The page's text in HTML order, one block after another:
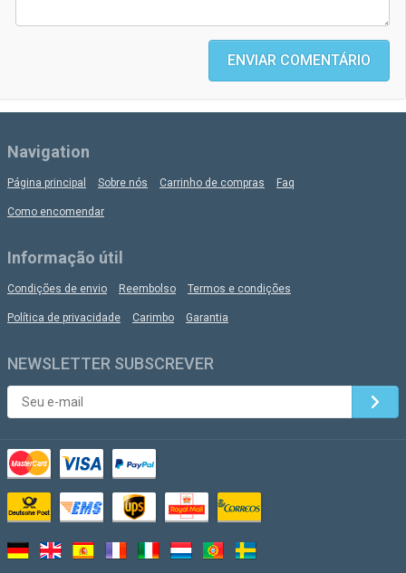
ENVIAR COMENTÁRIO
Navigation
Página principal Sobre nós Carrinho de compras Faq
Como encomendar
Informação útil
Condições de envio Reembolso Termos e condições
Política de privacidade Carimbo Garantia
NEWSLETTER SUBSCREVER